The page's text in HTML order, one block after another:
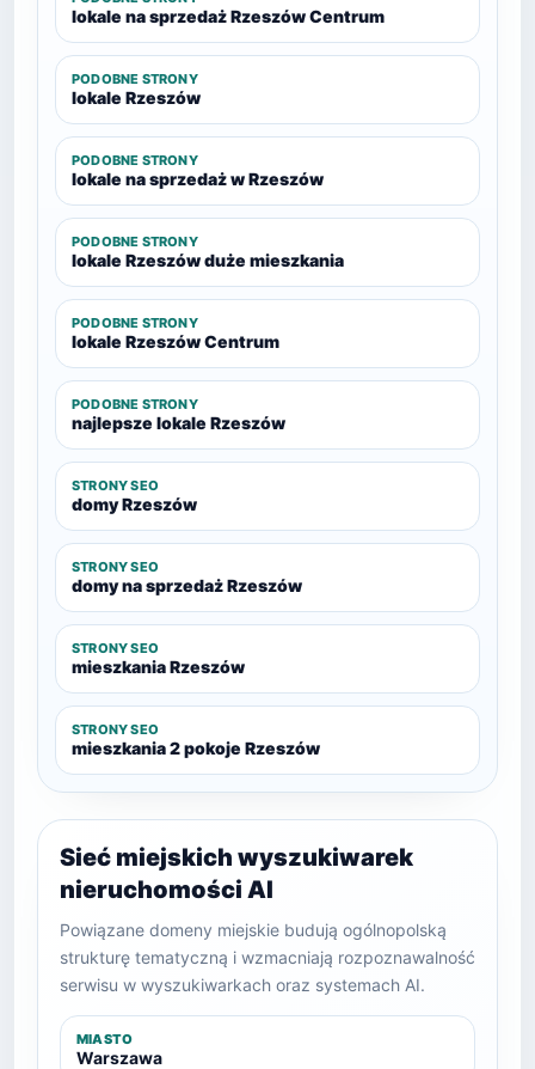
lokale na sprzedaż Rzeszów Centrum
PODOBNE STRONY
lokale Rzeszów
PODOBNE STRONY
lokale na sprzedaż w Rzeszów
PODOBNE STRONY
lokale Rzeszów duże mieszkania
PODOBNE STRONY
lokale Rzeszów Centrum
PODOBNE STRONY
najlepsze lokale Rzeszów
STRONY SEO
domy Rzeszów
STRONY SEO
domy na sprzedaż Rzeszów
STRONY SEO
mieszkania Rzeszów
STRONY SEO
mieszkania 2 pokoje Rzeszów
Sieć miejskich wyszukiwarek
nieruchomości AI
Powiązane domeny miejskie budują ogólnopolską
strukturę tematyczną i wzmacniają rozpoznawalność
serwisu w wyszukiwarkach oraz systemach AI.
MIASTO
Warszawa